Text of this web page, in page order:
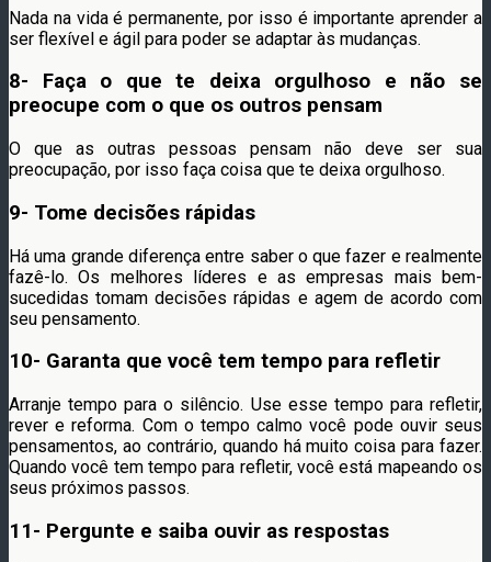
Nada na vida é permanente, por isso é importante aprender a
ser flexível e ágil para poder se adaptar às mudanças.
8- Faça o que te deixa orgulhoso e não se
preocupe com o que os outros pensam
O que as outras pessoas pensam não deve ser sua
preocupação, por isso faça coisa que te deixa orgulhoso.
9- Tome decisões rápidas
Há uma grande diferença entre saber o que fazer e realmente
fazê-lo. Os melhores líderes e as empresas mais bem-
sucedidas tomam decisões rápidas e agem de acordo com
seu pensamento.
10- Garanta que você tem tempo para refletir
Arranje tempo para o silêncio. Use esse tempo para refletir,
rever e reforma. Com o tempo calmo você pode ouvir seus
pensamentos, ao contrário, quando há muito coisa para fazer.
Quando você tem tempo para refletir, você está mapeando os
seus próximos passos.
11- Pergunte e saiba ouvir as respostas